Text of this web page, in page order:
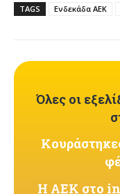
TAGS Ενδεκάδα ΑΕΚ